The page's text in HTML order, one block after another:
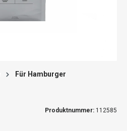
Für Hamburger
Produktnummer: 112585